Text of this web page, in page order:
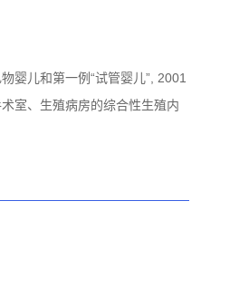
婴儿和第一例“试管婴儿”, 2001
室、生殖病房的综合性生殖内